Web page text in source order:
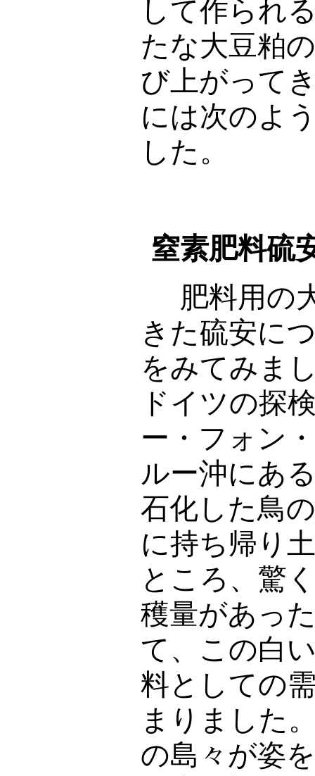
して作られ
たな大豆粕
び上がって
には次のよ
した。
窒素肥料硫
肥料用の
きた硫安に
をみてみま
ドイツの探
ー・フォン
ルー沖にあ
石化した鳥
に持ち帰り
ところ、驚
穫量があっ
て、この白
料としての
まりました
の島々が姿